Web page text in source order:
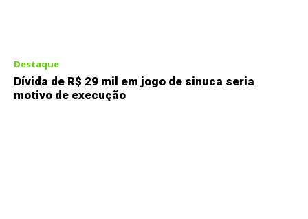
Destaque
Dívida de R$ 29 mil em jogo de sinuca seria
motivo de execução